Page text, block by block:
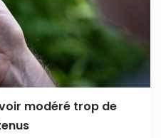
modéré trop de